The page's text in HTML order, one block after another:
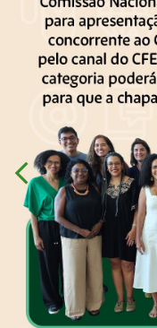
chevron_left